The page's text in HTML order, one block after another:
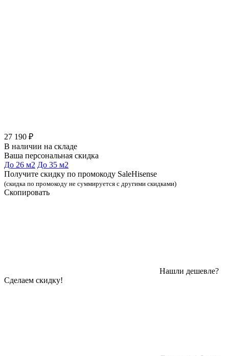
27 190 ₽
В наличии на складе
Ваша персональная скидка
До 26 м2 До 35 м2
Получите скидку по промокоду SaleHisense
(скидка по промокоду не суммируется с другими скидками)
Скопировать
Нашли дешевле?
Сделаем скидку!